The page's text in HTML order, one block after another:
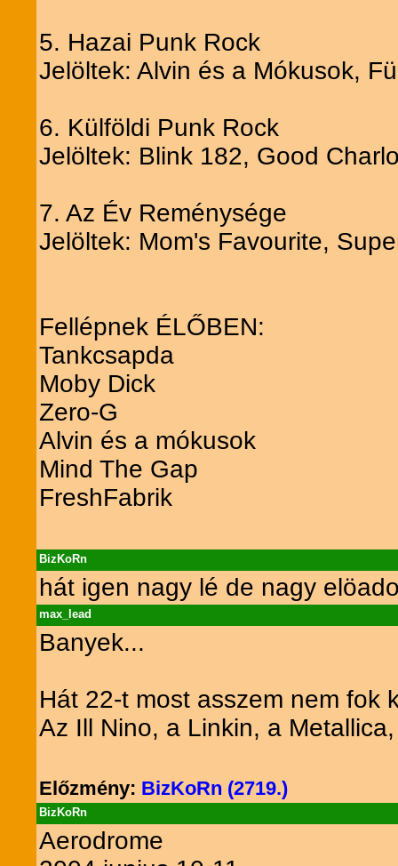
5. Hazai Punk Rock
Jelöltek: Alvin és a Mókusok,
6. Külföldi Punk Rock
Jelöltek: Blink 182, Good
7. Az Év Reménysége
Jelöltek: Mom's Favourite,
Fellépnek ÉLŐBEN:
Tankcsapda
Moby Dick
Zero-G
Alvin és a mókusok
Mind The Gap
FreshFabrik
BizKoRn
hát igen nagy lé de nagy
max_lead
Banyek...
Hát 22-t most asszem nem fok
Az Ill Nino, a Linkin, a
Előzmény: BizKoRn (2719.)
BizKoRn
Aerodrome